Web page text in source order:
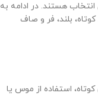
هستند. در ادامه به
بلند، فر و صاف
استفاده از موس یا